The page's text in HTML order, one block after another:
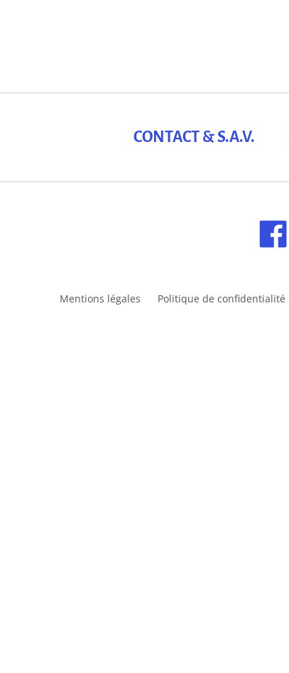
CONTACT & S.A.V.
Mentions légales Politique de confidentialité